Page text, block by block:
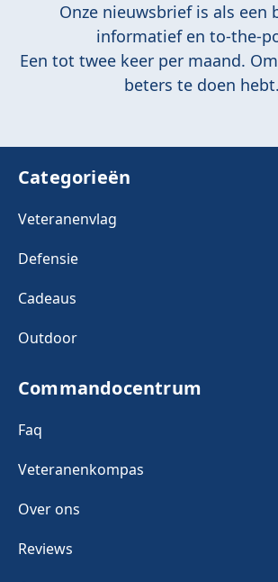
Onze nieuwsbrief is als een
informatief en to-the-
Een tot twee keer per maand.
beters te doen hebt.
Categorieën
Veteranenvlag
Defensie
Cadeaus
Outdoor
Commandocentrum
Faq
Veteranenkompas
Over ons
Reviews